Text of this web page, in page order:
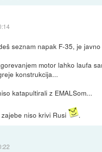
seznam napak F-35, je
motor lahko laufa
konstrukcija...
katapultirali z EMALSom...
niso krivi Rusi .